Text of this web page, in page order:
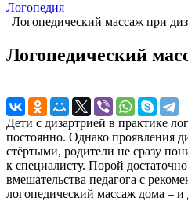
Логопедия
Логопедический массаж при
Логопедический
Дети с дизартрией в практике
постоянно. Однако проявления
стёртыми, родители не сразу
к специалисту. Порой
вмешательства педагога с
логопедический массаж дома – и